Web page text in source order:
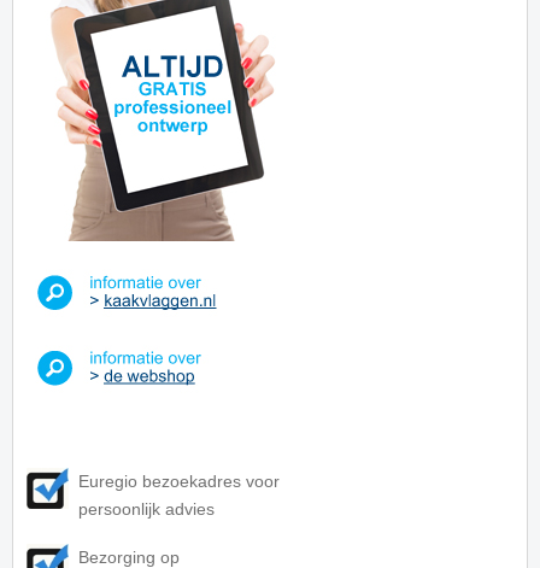
Euregio bezoekadres voor
persoonlijk advies
Bezorging op